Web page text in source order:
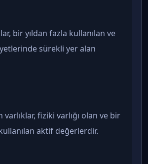
bir yıldan fazla kullanılan ve
sürekli yer alan
fiziki varlığı olan ve bir
aktif değerlerdir.